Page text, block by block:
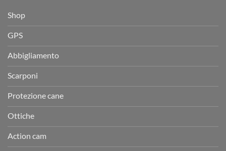
Shop
GPS
Abbigliamento
Scarponi
Protezione cane
Ottiche
Action cam